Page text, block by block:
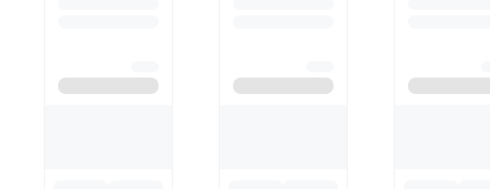
方は違っても、ゴール